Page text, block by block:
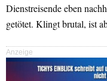
Dienstreisende eben
getötet. Klingt brutal, ist
Anzeige